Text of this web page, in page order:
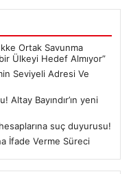
Ortak Savunma
Ülkeyi Hedef Almıyor”
Seviyeli Adresi Ve
Bayındır’ın yeni
suç duyurusu!
İfade Verme Süreci